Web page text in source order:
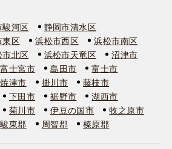
河区
静岡市清水区
東区 浜松市西区
浜松市南区
市北区 浜松市天竜区
沼津市
富士宮市 島田市
富士市
焼津市 掛川市
藤枝市
下田市 裾野市
湖西市
菊川市 伊豆の国市
牧之原市
駿東郡 周智郡 榛原郡